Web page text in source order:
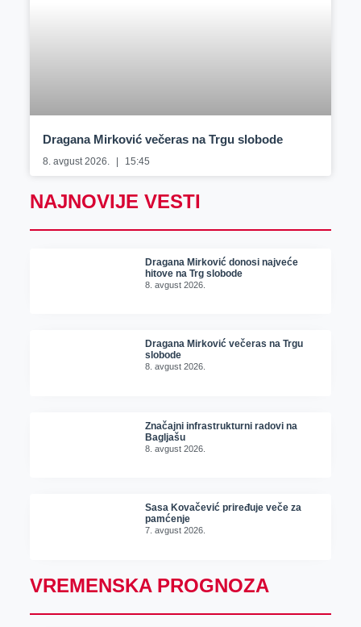
Dragana Mirković večeras na Trgu slobode
8. avgust 2026. 15:45
NAJNOVIJE VESTI
Dragana Mirković donosi najveće
hitove na Trg slobode
8. avgust 2026.
Dragana Mirković večeras na Trgu
slobode
8. avgust 2026.
Značajni infrastrukturni radovi na
Bagljašu
8. avgust 2026.
Sasa Kovačević priređuje veče za
pamćenje
7. avgust 2026.
VREMENSKA PROGNOZA